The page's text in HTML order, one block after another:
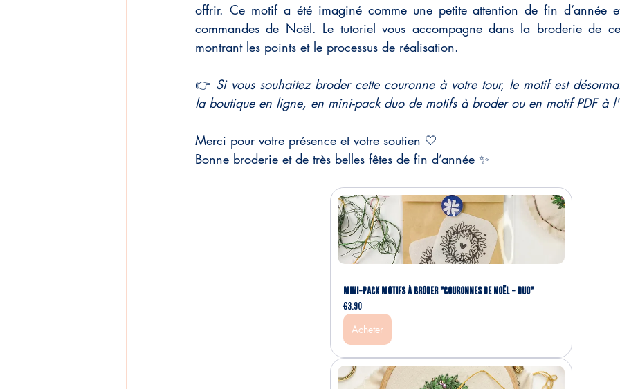
offrir. Ce motif a été imaginé comme une petite attention de fin d’année
commandes de Noël. Le tutoriel vous accompagne dans la broderie de
montrant les points et le processus de réalisation.
👉 Si vous souhaitez broder cette couronne à votre tour, le motif est
la boutique en ligne, en mini-pack duo de motifs à broder ou en motif PDF à
Merci pour votre présence et votre soutien 🤍
Bonne broderie et de très belles fêtes de fin d’année ✨
MINI-PACK MOTIFS À BRODER "Couronnes de Noël - Duo"
€3.90
Acheter